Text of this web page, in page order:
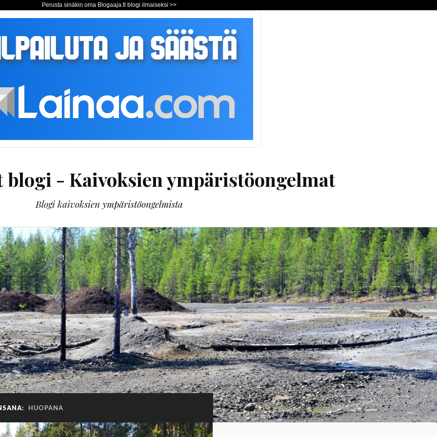
Perusta sinäkin oma Blogaaja.fi blogi ilmaiseksi >>
- Kaivoksien ympäristöongelmat
Blogi kaivoksien ympäristöongelmista
HUOPANA